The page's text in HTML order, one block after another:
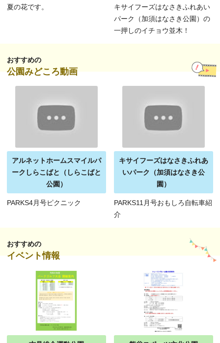
夏の花です。
キサイフーズはなさきふれあい
パーク（加須はなさき公園）の
一押しのイチョウ並木！
おすすめの
公園みどころ動画
アルネットホームスマイルパ
ークしらこばと（しらこばと
公園）
PARKS4月号ピクニック
キサイフーズはなさきふれあ
いパーク（加須はなさき公
園）
PARKS11月号おもしろ自転車紹
介
おすすめの
イベント情報